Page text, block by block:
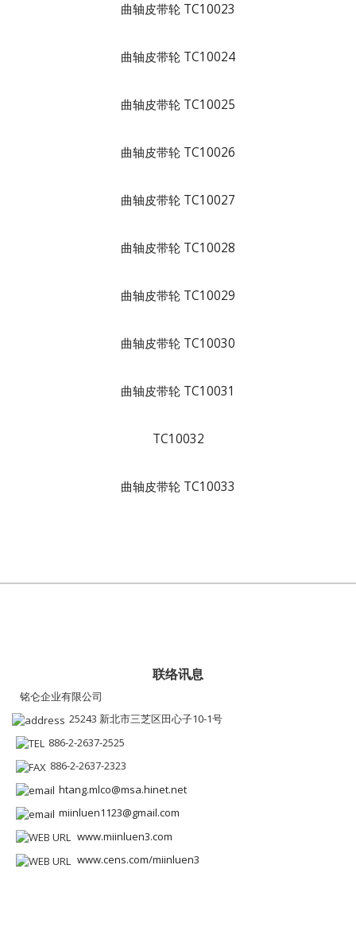
曲轴皮带轮 TC10023
曲轴皮带轮 TC10024
曲轴皮带轮 TC10025
曲轴皮带轮 TC10026
曲轴皮带轮 TC10027
曲轴皮带轮 TC10028
曲轴皮带轮 TC10029
曲轴皮带轮 TC10030
曲轴皮带轮 TC10031
TC10032
曲轴皮带轮 TC10033
联络讯息
铭仑企业有限公司
25243 新北市三芝区田心子10-1号
886-2-2637-2525
886-2-2637-2323
htang.mlco@msa.hinet.net
miinluen1123@gmail.com
www.miinluen3.com
www.cens.com/miinluen3